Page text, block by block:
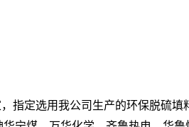
定选用我公司生产的环保脱硫填